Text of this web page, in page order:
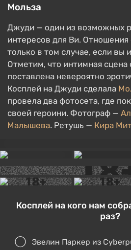
Мольза
Джуди — один из возможных
интересов для Ви.
только в том случае, если вы
Отметим, что интимная сцена
поставлена невероятно
Косплей на Джуди сделала
провела два фотосета, где
своей героини. Фотограф —
Малышева. Ретушь — Кира
Косплей на кого нам
раз?
Эвелин Паркер из